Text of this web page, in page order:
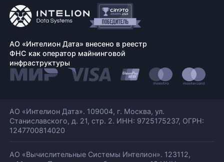
АО «Интелион Дата» внесено в реестр
ФНС как оператор майнинговой
инфраструктуры
АО «Интелион Дата». 109004, г. Москва, ул.
Станиславского, д. 21, стр. 2. ИНН: 9725175237, ОГРН:
1247700814020
АО «Вычислительные Системы Интелион». 123112,